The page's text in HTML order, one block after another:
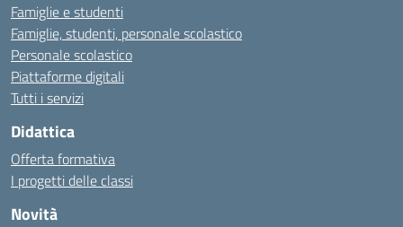
Famiglie e studenti
Famiglie, studenti, personale scolastico
Personale scolastico
Piattaforme digitali
Tutti i servizi
Didattica
Offerta formativa
I progetti delle classi
Novità